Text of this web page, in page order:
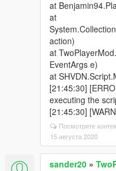
at
at
action)
at
EventArgs e)
at
[21:45:30]
executing the
[21:45:30]
Посмотрите
15 августа 2020
sander20 »